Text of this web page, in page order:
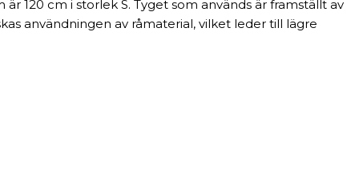
120 cm i storlek S. Tyget som används är framställt av
användningen av råmaterial, vilket leder till lägre